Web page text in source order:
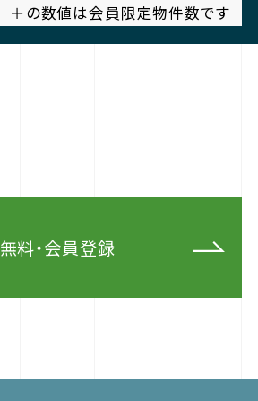
＋の数値は会員限定物件数です
無料・会員登録